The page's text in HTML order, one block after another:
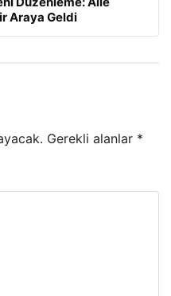
Araya Geldi
Gerekli alanlar *